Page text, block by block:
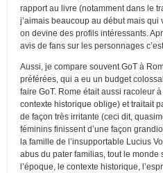
rapport au livre (notamment dans le
j’aimais beaucoup au début mais
on devine des profils intéressants.
avis de fans sur les personnages
Aussi, je compare souvent GoT à
préférées, qui a eu un budget
faire GoT. Rome était aussi racoleur
contexte historique oblige) et traitait
de façon très irritante (ceci dit,
féminins finissent d’une façon
la famille de l’insupportable Lucius
abus du pater familias, tout le
l’époque, le contexte historique,